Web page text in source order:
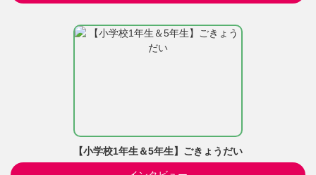
【小学校1年生＆5年生】ごきょうだい